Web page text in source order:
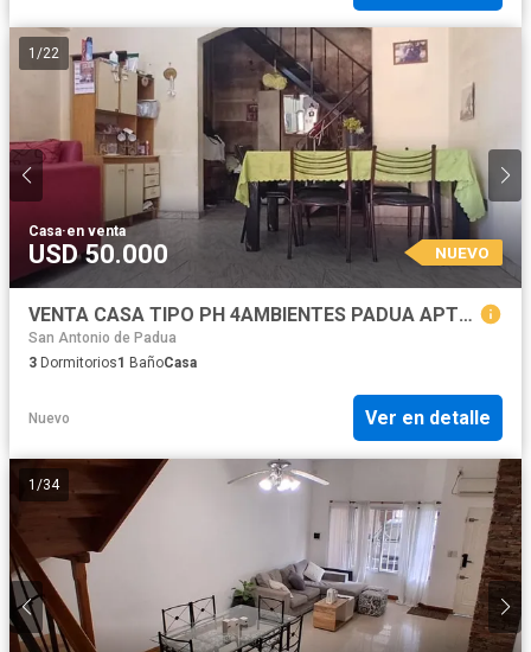
1 /22
Casa·en venta
USD 50.000 NUEVO
VENTA CASA TIPO PH 4AMBIENTES PADUA APTO CREDITO
San Antonio de Padua
3 Dormitorios1 BañoCasa
Nuevo Ver en detalle
1 /34